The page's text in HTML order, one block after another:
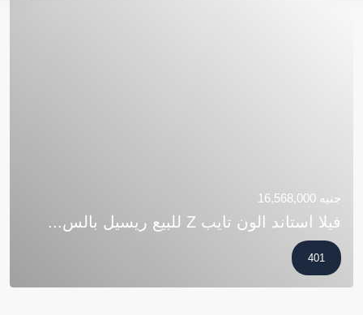
جنيه 16,568,000
فيلا استاند الون تايب Z للبيع ريسيل بالس...
401